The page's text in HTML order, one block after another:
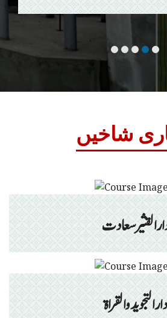
شاخیں
سعادت
دارالتجوید والقراۃ